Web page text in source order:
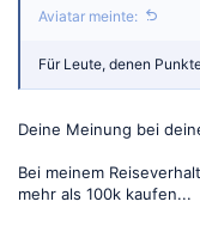
Aviatar meinte:
Für Leute, denen
Deine Meinung bei
Bei meinem
mehr als 100k kaufen...